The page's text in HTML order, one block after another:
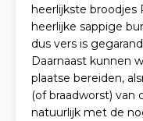
heerlijkste broodjes
heerlijke sappige
dus vers is
Daarnaast kunnen
plaatse bereiden,
(of braadworst) van
natuurlijk met de